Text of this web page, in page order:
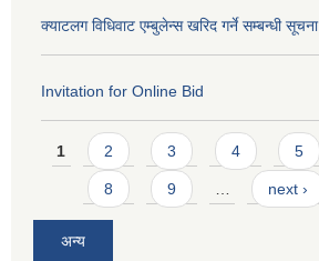
क्याटलग विधिवाट एम्बुलेन्स खरिद गर्ने सम्बन्धी सूचना
Invitation for Online Bid
Pages
1 2 3 4 5
8 9 … next ›
अन्य